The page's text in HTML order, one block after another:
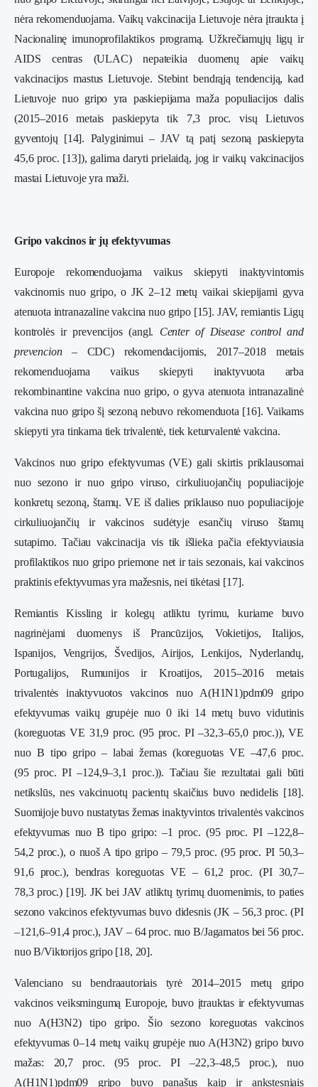
nėra rekomenduojama. Vaikų vakcinacija Lietuvoje nėra įtraukta į
Nacionalinę imunoprofilaktikos programą. Užkrečiamųjų ligų ir
AIDS centras (ULAC) nepateikia duomenų apie vaikų
vakcinacijos mastus Lietuvoje. Stebint bendrąją tendenciją, kad
Lietuvoje nuo gripo yra paskiepijama maža populiacijos dalis
(2015–2016 metais paskiepyta tik 7,3 proc. visų Lietuvos
gyventojų [14]. Palyginimui – JAV tą patį sezoną paskiepyta
45,6 proc. [13]), galima daryti prielaidą, jog ir vaikų vakcinacijos
mastai Lietuvoje yra maži.
Gripo vakcinos ir jų efektyvumas
Europoje rekomenduojama vaikus skiepyti inaktyvintomis
vakcinomis nuo gripo, o JK 2–12 metų vaikai skiepijami gyva
atenuota intranazaline vakcina nuo gripo [15]. JAV, remiantis Ligų
kontrolės ir prevencijos (angl. Center of Disease control and
prevencion– CDC) rekomendacijomis, 2017–2018 metais
rekomenduojama vaikus skiepyti inaktyvuota arba
rekombinantine vakcina nuo gripo, o gyva atenuota intranazalinė
vakcina nuo gripo šį sezoną nebuvo rekomenduota [16]. Vaikams
skiepyti yra tinkama tiek trivalentė, tiek keturvalentė vakcina.
Vakcinos nuo gripo efektyvumas (VE) gali skirtis priklausomai
nuo sezono ir nuo gripo viruso, cirkuliuojančių populiacijoje
konkretų sezoną, štamų. VE iš dalies priklauso nuo populiacijoje
cirkuliuojančių ir vakcinos sudėtyje esančių viruso štamų
sutapimo. Tačiau vakcinacija vis tik išlieka pačia efektyviausia
profilaktikos nuo gripo priemone net ir tais sezonais, kai vakcinos
praktinis efektyvumas yra mažesnis, nei tikėtasi [17].
Remiantis Kissling ir kolegų atliktu tyrimu, kuriame buvo
nagrinėjami duomenys iš Prancūzijos, Vokietijos, Italijos,
Ispanijos, Vengrijos, Švedijos, Airijos, Lenkijos, Nyderlandų,
Portugalijos, Rumunijos ir Kroatijos, 2015–2016 metais
trivalentės inaktyvuotos vakcinos nuo A(H1N1)pdm09 gripo
efektyvumas vaikų grupėje nuo 0 iki 14 metų buvo vidutinis
(koreguotas VE 31,9 proc. (95 proc. PI –32,3–65,0 proc.)), VE
nuo B tipo gripo – labai žemas (koreguotas VE –47,6 proc.
(95 proc. PI –124,9–3,1 proc.)). Tačiau šie rezultatai gali būti
netikslūs, nes vakcinuotų pacientų skaičius buvo nedidelis [18].
Suomijoje buvo nustatytas žemas inaktyvintos trivalentės vakcinos
efektyvumas nuo B tipo gripo: –1 proc. (95 proc. PI –122,8–
54,2 proc.), o nuoš A tipo gripo – 79,5 proc. (95 proc. PI 50,3–
91,6 proc.), bendras koreguotas VE – 61,2 proc. (PI 30,7–
78,3 proc.) [19]. JK bei JAV atliktų tyrimų duomenimis, to paties
sezono vakcinos efektyvumas buvo didesnis (JK – 56,3 proc. (PI
–121,6–91,4 proc.), JAV – 64 proc. nuo B/Jagamatos bei 56 proc.
nuo B/Viktorijos gripo [18, 20].
Valenciano su bendraautoriais tyrė 2014–2015 metų gripo
vakcinos veiksmingumą Europoje, buvo įtrauktas ir efektyvumas
nuo A(H3N2) tipo gripo. Šio sezono koreguotas vakcinos
efektyvumas 0–14 metų vaikų grupėje nuo A(H3N2) gripo buvo
mažas: 20,7 proc. (95 proc. PI –22,3–48,5 proc.), nuo
A(H1N1)pdm09 gripo buvo panašus kaip ir ankstesniais